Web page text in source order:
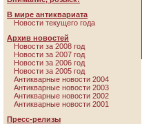
В мире антиквариата
Новости текущего года
Архив новостей
Новости за 2008 год
Новости за 2007 год
Новости за 2006 год
Новости за 2005 год
Антикварные новости 2004
Антикварные новости 2003
Антикварные новости 2002
Антикварные новости 2001
Пресс-релизы